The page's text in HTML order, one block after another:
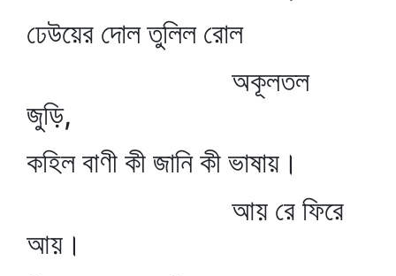
ঢেউয়ের দোল তুলিল রোল
অকূলতল
জুড়ি,
কহিল বাণী কী জানি কী ভাষায়।
আয় রে ফিরে
আয়।